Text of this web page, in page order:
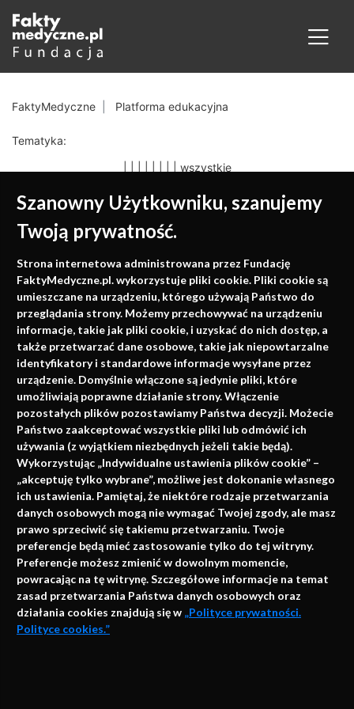
Szanowny Użytkowniku, szanujemy
Twoją prywatność.
Strona internetowa administrowana przez Fundację
FaktyMedyczne.pl. wykorzystuje pliki cookie. Pliki cookie są
umieszczane na urządzeniu, którego używają Państwo do
przeglądania strony. Możemy przechowywać na urządzeniu
informacje, takie jak pliki cookie, i uzyskać do nich dostęp, a
także przetwarzać dane osobowe, takie jak niepowtarzalne
identyfikatory i standardowe informacje wysyłane przez
urządzenie. Domyślnie włączone są jedynie pliki, które
umożliwiają poprawne działanie strony. Włączenie
pozostałych plików pozostawiamy Państwa decyzji. Możecie
Państwo zaakceptować wszystkie pliki lub odmówić ich
używania (z wyjątkiem niezbędnych jeżeli takie będą).
Wykorzystując „Indywidualne ustawienia plików cookie” –
„akceptuję tylko wybrane”, możliwe jest dokonanie własnego
ich ustawienia. Pamiętaj, że niektóre rodzaje przetwarzania
danych osobowych mogą nie wymagać Twojej zgody, ale masz
prawo sprzeciwić się takiemu przetwarzaniu. Twoje
preferencje będą mieć zastosowanie tylko do tej witryny.
Preferencje możesz zmienić w dowolnym momencie,
powracając na tę witrynę. Szczegółowe informacje na temat
zasad przetwarzania Państwa danych osobowych oraz
działania cookies znajdują się w „Polityce prywatności.
Polityce cookies.”
FaktyMedyczne Platforma edukacyjna
Tematyka:
wszystkie
Medycyna oparta na
faktach
Konferencje, szkolenia, e-learning, wydawnictwo
Napisz do nas
info@faktymedyczne.pl
ul. Towarowa 2
43-460 Wisła
Redakcja medyczna:
ul. Wolności 338b